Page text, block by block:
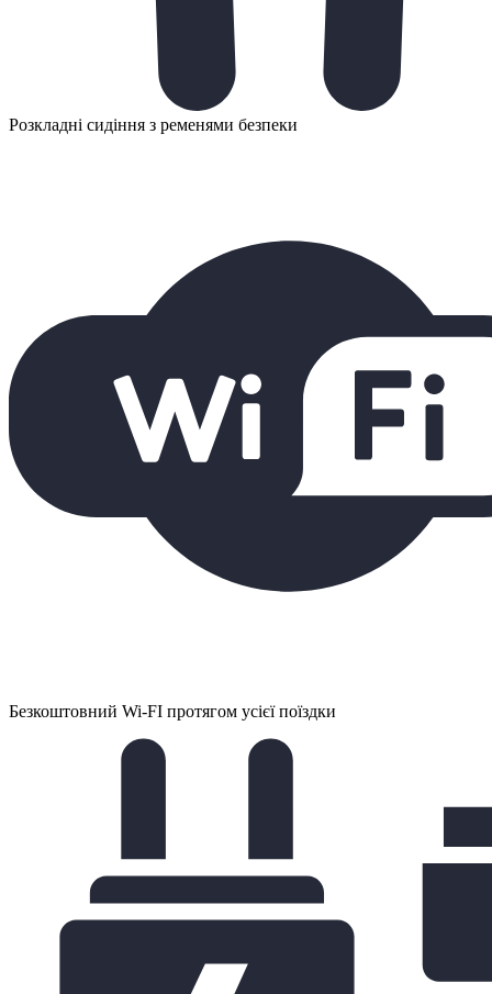
Розкладні сидіння з ременями безпеки
Безкоштовний Wi-FI протягом усієї поїздки